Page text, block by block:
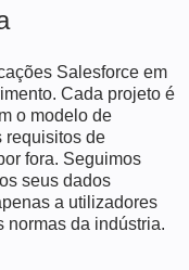
Salesforce em
Cada projeto é
o modelo de
requisitos de
fora. Seguimos
seus dados
a utilizadores
normas da indústria.